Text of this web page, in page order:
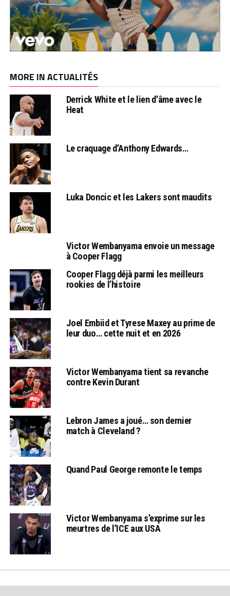
MORE IN ACTUALITÉS
Derrick White et le lien d’âme avec le
Heat
Le craquage d’Anthony Edwards…
Luka Doncic et les Lakers sont maudits
Victor Wembanyama envoie un message
à Cooper Flagg
Cooper Flagg déjà parmi les meilleurs
rookies de l’histoire
Joel Embiid et Tyrese Maxey au prime de
leur duo… cette nuit et en 2026
Victor Wembanyama tient sa revanche
contre Kevin Durant
Lebron James a joué… son dernier
match à Cleveland ?
Quand Paul George remonte le temps
Victor Wembanyama s’exprime sur les
meurtres de l’ICE aux USA